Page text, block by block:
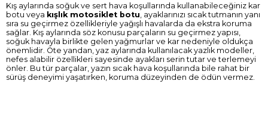
Kış aylarında soğuk ve sert hava koşullarında kullanabileceğiniz kar
botu veya kışlık motosiklet botu , ayaklarınızı sıcak tutmanın yanı
sıra su geçirmez özellikleriyle yağışlı havalarda da ekstra koruma
sağlar. Kış aylarında söz konusu parçaların su geçirmez yapısı,
soğuk havayla birlikte gelen yağmurlar ve kar nedeniyle oldukça
önemlidir. Öte yandan, yaz aylarında kullanılacak yazlık modeller,
nefes alabilir özellikleri sayesinde ayakları serin tutar ve terlemeyi
önler. Bu tür parçalar, yazın sıcak hava koşullarında bile rahat bir
sürüş deneyimi yaşatırken, koruma düzeyinden de ödün vermez.